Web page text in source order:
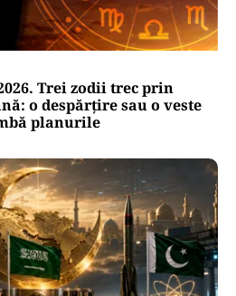
Trei zodii trec prin
o despărțire sau o veste
planurile